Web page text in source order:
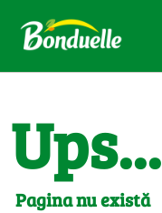
Ups...
Pagina nu există